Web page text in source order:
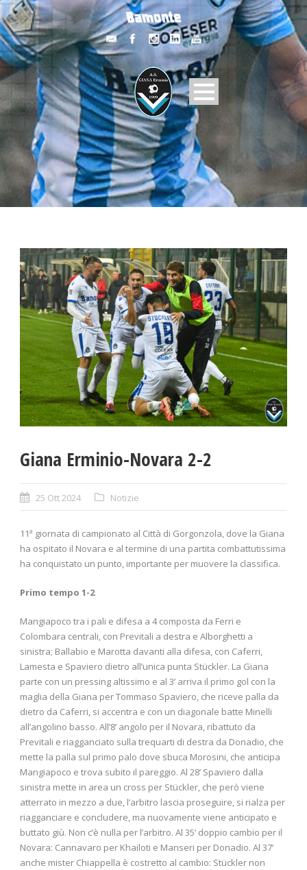
Giana Erminio-Novara 2-2
25 Ott 2024 Notizie
11ª giornata di campionato al Città di Gorgonzola, dove la Giana
ha ospitato il Novara e al termine di una partita combattutissima
ha conquistato un punto, importante per muovere la classifica.
Primo tempo 1-2
Mangiapoco tra i pali e difesa a 4 composta da Ferri e
Colombara centrali, con Previtali a destra e Alborghetti a
sinistra; Ballabio e Marotta davanti alla difesa, con Caferri,
Lamesta e Spaviero dietro all’unica punta Stückler. La Giana
parte con un pressing altissimo e al 3’ arriva il primo gol con la
maglia della Giana per Tommaso Spaviero, che riceve palla da
dietro da Caferri, si accentra e con un diagonale batte Minelli
all’angolino basso. All’8’ angolo per il Novara, ribattuto da
Previtali e riagganciato sulla trequarti di destra da Donadio, che
mette la palla sul primo palo dove sbuca Morosini, che anticipa
Mangiapoco e trova subito il pareggio. Al 28’ Spaviero dalla
sinistra mette in area un cross per Stückler, che però viene
atterrato in mezzo a due, l’arbitro lascia proseguire, si rialza per
riagganciare e concludere, ma nuovamente viene anticipato e
buttato giù. Non c’è nulla per l’arbitro. Al 35’ doppio cambio per il
Novara: Cannavaro per Khailoti e Manseri per Donadio. Al 37’
anche mister Chiappella è costretto al cambio: Stückler non